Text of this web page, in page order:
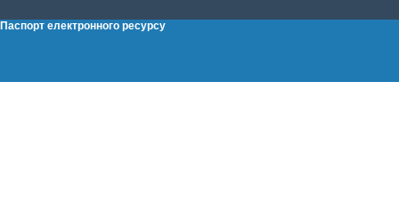
Паспорт електронного ресурсу